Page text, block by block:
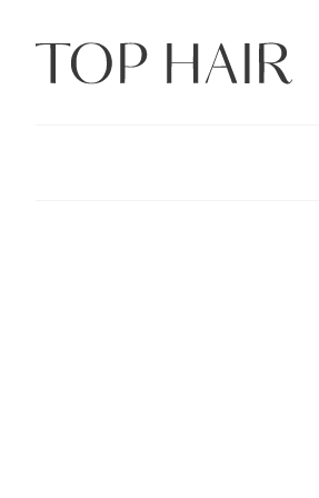
Inhalt
springen